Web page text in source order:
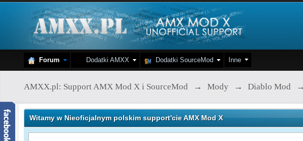
Forum Dodatki AMXX Dodatki SourceMod Inne
AMXX.pl: Support AMX Mod X i SourceMod → Mody → Diablo Mod →
Witamy w Nieoficjalnym polskim support'cie AMX Mod X